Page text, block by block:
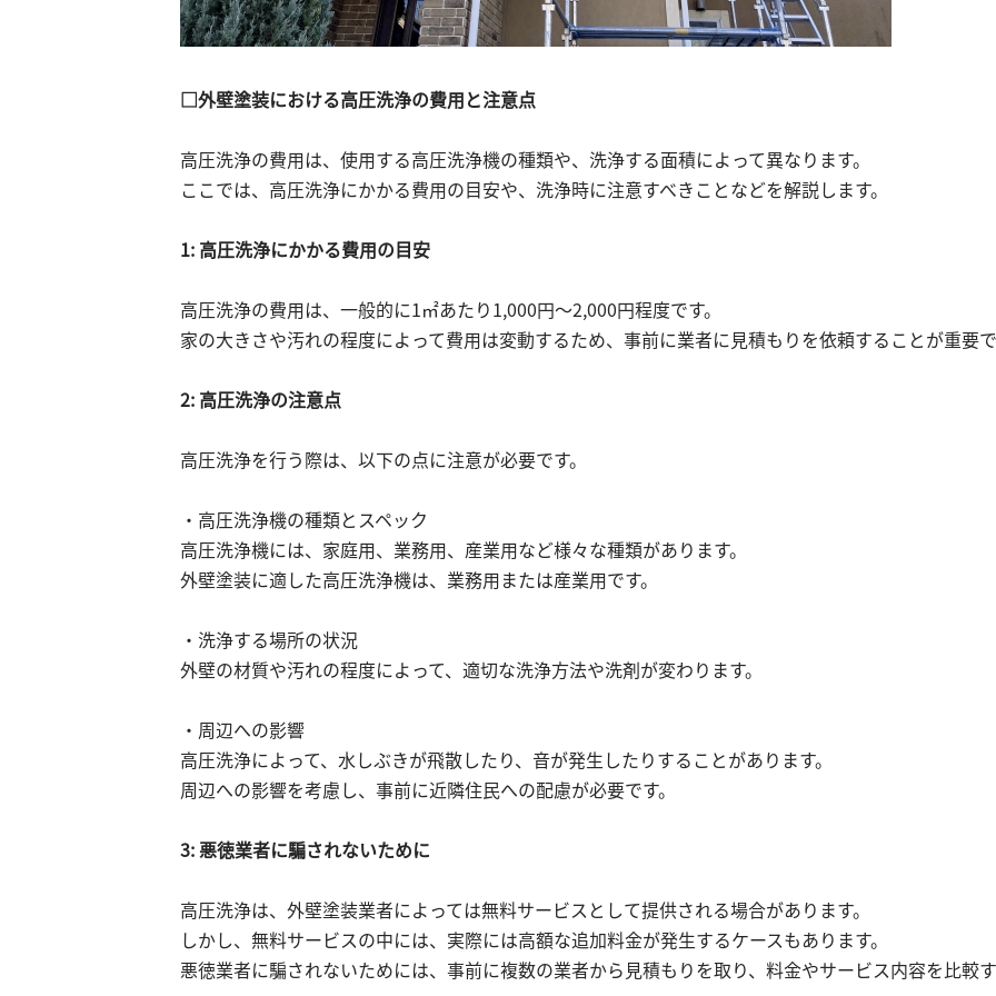
□外壁塗装における高圧洗浄の費用と注意点
高圧洗浄の費用は、使用する高圧洗浄機の種類や、洗浄する面積によって異なります。
ここでは、高圧洗浄にかかる費用の目安や、洗浄時に注意すべきことなどを解説します。
1: 高圧洗浄にかかる費用の目安
高圧洗浄の費用は、一般的に1㎡あたり1,000円〜2,000円程度です。
家の大きさや汚れの程度によって費用は変動するため、事前に業者に見積もりを依頼することが重要
2: 高圧洗浄の注意点
高圧洗浄を行う際は、以下の点に注意が必要です。
・高圧洗浄機の種類とスペック
高圧洗浄機には、家庭用、業務用、産業用など様々な種類があります。
外壁塗装に適した高圧洗浄機は、業務用または産業用です。
・洗浄する場所の状況
外壁の材質や汚れの程度によって、適切な洗浄方法や洗剤が変わります。
・周辺への影響
高圧洗浄によって、水しぶきが飛散したり、音が発生したりすることがあります。
周辺への影響を考慮し、事前に近隣住民への配慮が必要です。
3: 悪徳業者に騙されないために
高圧洗浄は、外壁塗装業者によっては無料サービスとして提供される場合があります。
しかし、無料サービスの中には、実際には高額な追加料金が発生するケースもあります。
悪徳業者に騙されないためには、事前に複数の業者から見積もりを取り、料金やサービス内容を比較